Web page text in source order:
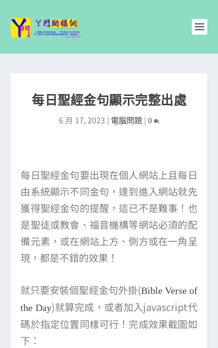
每日聖經金句顯示完整出處
6 月 17, 2023 | 電腦問題| 0
每日聖經金句要出現在個人網站上且每日
由系統顯示不同金句，達到進入網站就先
獲得聖經金句的提醒，這已不是難事！也
是聖徒或教會、福音機構等網站必須的配
備元素，或在網站上方、側方或在一角呈
現，都是不錯的效果！
就只要安裝個聖經金句外掛(Bible Verse of
the Day)就算完成，或者加入javascript代
碼於指定位置同樣可行！完成效果截圖如
下：